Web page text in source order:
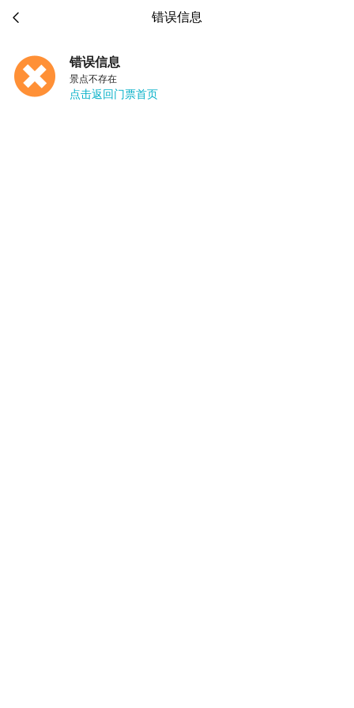
 错误信息
错误信息
景点不存在
点击返回门票首页